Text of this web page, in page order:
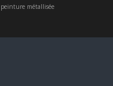
métallisée